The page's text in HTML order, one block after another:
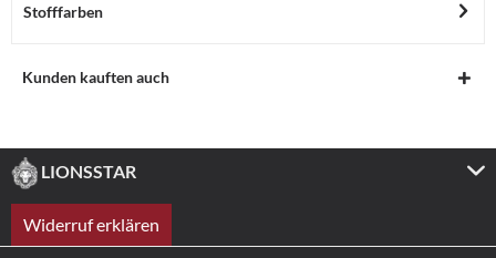
Stofffarben
Kunden kauften auch
LIONSSTAR
Widerruf erklären